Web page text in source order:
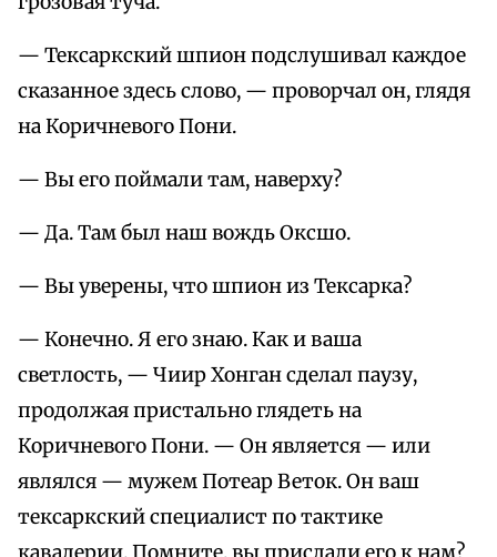
— Тексаркский шпион подслушивал каждое
сказанное здесь слово, — проворчал он, глядя
на Коричневого Пони.
— Вы его поймали там, наверху?
— Да. Там был наш вождь Оксшо.
— Вы уверены, что шпион из Тексарка?
— Конечно. Я его знаю. Как и ваша
светлость, — Чиир Хонган сделал паузу,
продолжая пристально глядеть на
Коричневого Пони. — Он является — или
являлся — мужем Потеар Веток. Он ваш
тексаркский специалист по тактике